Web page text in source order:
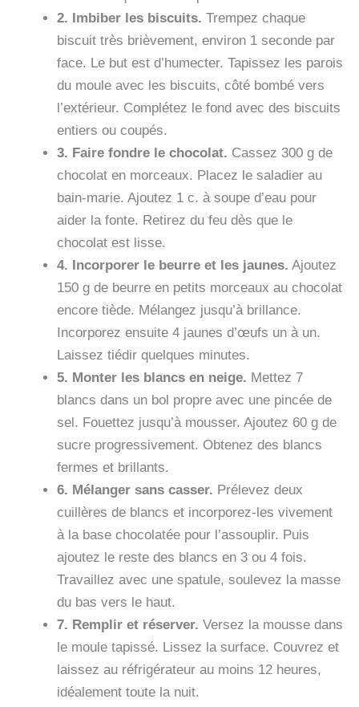
2. Imbiber les biscuits. Trempez chaque
biscuit très brièvement, environ 1 seconde par
face. Le but est d’humecter. Tapissez les parois
du moule avec les biscuits, côté bombé vers
l’extérieur. Complétez le fond avec des biscuits
entiers ou coupés.
3. Faire fondre le chocolat. Cassez 300 g de
chocolat en morceaux. Placez le saladier au
bain-marie. Ajoutez 1 c. à soupe d’eau pour
aider la fonte. Retirez du feu dès que le
chocolat est lisse.
4. Incorporer le beurre et les jaunes. Ajoutez
150 g de beurre en petits morceaux au chocolat
encore tiède. Mélangez jusqu’à brillance.
Incorporez ensuite 4 jaunes d’œufs un à un.
Laissez tiédir quelques minutes.
5. Monter les blancs en neige. Mettez 7
blancs dans un bol propre avec une pincée de
sel. Fouettez jusqu’à mousser. Ajoutez 60 g de
sucre progressivement. Obtenez des blancs
fermes et brillants.
6. Mélanger sans casser. Prélevez deux
cuillères de blancs et incorporez-les vivement
à la base chocolatée pour l’assouplir. Puis
ajoutez le reste des blancs en 3 ou 4 fois.
Travaillez avec une spatule, soulevez la masse
du bas vers le haut.
7. Remplir et réserver. Versez la mousse dans
le moule tapissé. Lissez la surface. Couvrez et
laissez au réfrigérateur au moins 12 heures,
idéalement toute la nuit.